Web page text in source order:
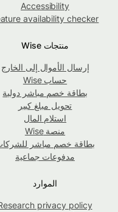
Accessibility
Feature availability checker
منتجات Wise
إرسال الأموال إلى الخارج
حساب Wise
بطاقة خصم مباشر دولية
تحويل مبلغ كبير
استلام المال
منصة Wise
بطاقة خصم مباشر للشركات
مدفوعات جماعية
الموارد
Research privacy policy